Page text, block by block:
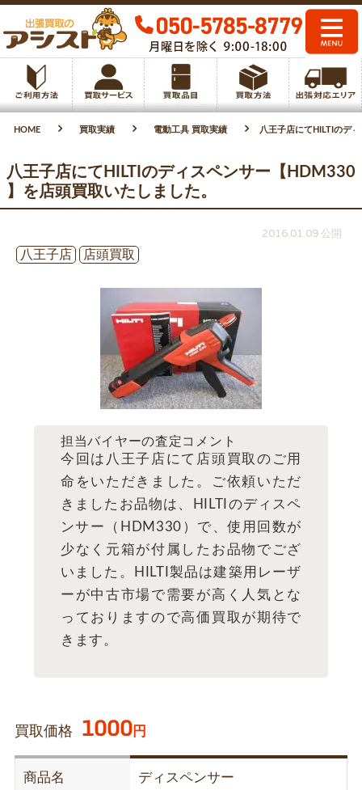
HOME 買取実績 電動工具 買取実績 八王子店にてHILTIのデ
八王子店にてHILTIのディスペンサー【HDM330
】を店頭買取いたしました。
2016.01.09 公開
八王子店
店頭買取
担当バイヤーの査定コメント
今回は八王子店にて店頭買取のご用
命をいただきました。ご依頼いただ
きましたお品物は、HILTIのディスペ
ンサー（HDM330）で、使用回数が
少なく元箱が付属したお品物でござ
いました。HILTI製品は建築用レーザ
ーが中古市場で需要が高く人気とな
っておりますので高価買取が期待で
きます。
買取価格 1000円
商品名 ディスペンサー